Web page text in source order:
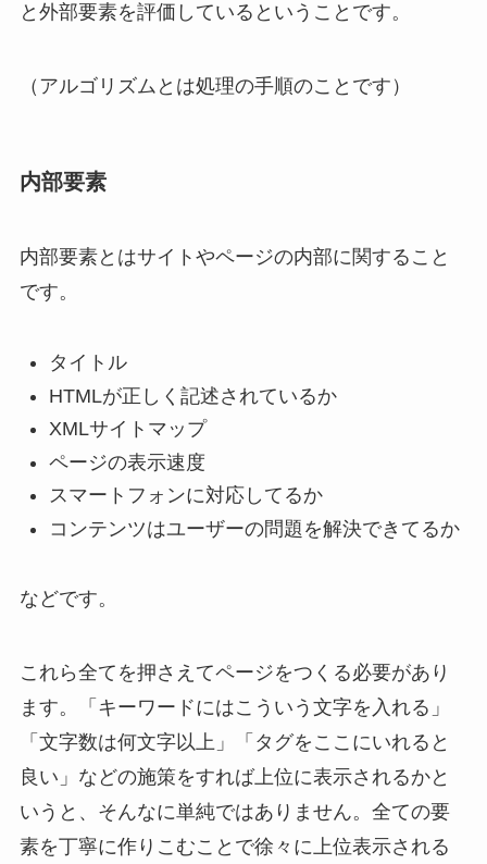
と外部要素を評価しているということです。
（アルゴリズムとは処理の手順のことです）
内部要素
内部要素とはサイトやページの内部に関すること
です。
タイトル
HTMLが正しく記述されているか
XMLサイトマップ
ページの表示速度
スマートフォンに対応してるか
コンテンツはユーザーの問題を解決できてるか
などです。
これら全てを押さえてページをつくる必要があり
ます。「キーワードにはこういう文字を入れる」
「文字数は何文字以上」「タグをここにいれると
良い」などの施策をすれば上位に表示されるかと
いうと、そんなに単純ではありません。全ての要
素を丁寧に作りこむことで徐々に上位表示される